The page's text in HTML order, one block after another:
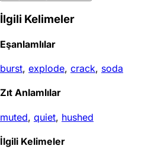
İlgili Kelimeler
Eşanlamlılar
burst, explode, crack, soda
Zıt Anlamlılar
muted, quiet, hushed
İlgili Kelimeler